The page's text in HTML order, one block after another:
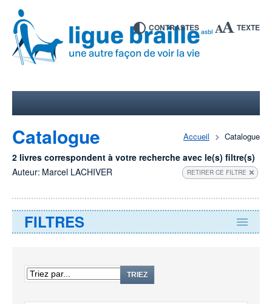
CONTRASTES TEXTE
Accueil Catalogue
Catalogue
2 livres correspondent à votre recherche avec le(s) filtre(s)
Auteur: Marcel LACHIVER RETIRER CE FILTRE
FILTRES
TRIEZ